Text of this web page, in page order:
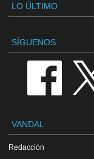
LO ÚLTIMO
SÍGUENOS
VANDAL
Redacción